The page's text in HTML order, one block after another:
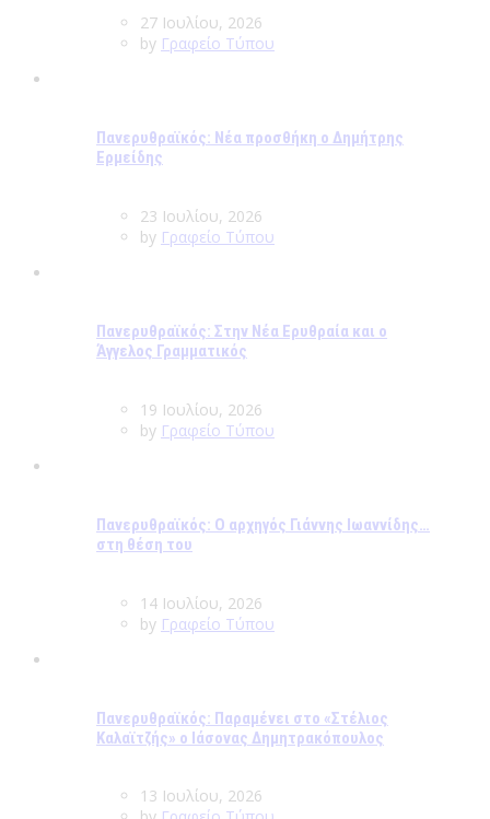
27 Ιουλίου, 2026
by Γραφείο Τύπου
Πανερυθραϊκός: Νέα προσθήκη ο Δημήτρης
Ερμείδης
23 Ιουλίου, 2026
by Γραφείο Τύπου
Πανερυθραϊκός: Στην Νέα Ερυθραία και ο
Άγγελος Γραμματικός
19 Ιουλίου, 2026
by Γραφείο Τύπου
Πανερυθραϊκός: Ο αρχηγός Γιάννης Ιωαννίδης…
στη θέση του
14 Ιουλίου, 2026
by Γραφείο Τύπου
Πανερυθραϊκός: Παραμένει στο «Στέλιος
Καλαϊτζής» ο Ιάσονας Δημητρακόπουλος
13 Ιουλίου, 2026